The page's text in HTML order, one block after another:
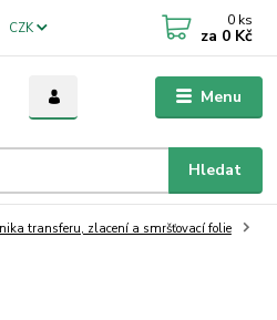
Menu
CZK
Hledat
0 ks
za 0 Kč
transferu, zlacení a smršťovací folie